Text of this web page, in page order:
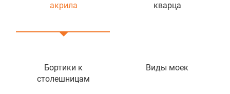
акрила
кварца
Бортики к
столешницам
Виды моек